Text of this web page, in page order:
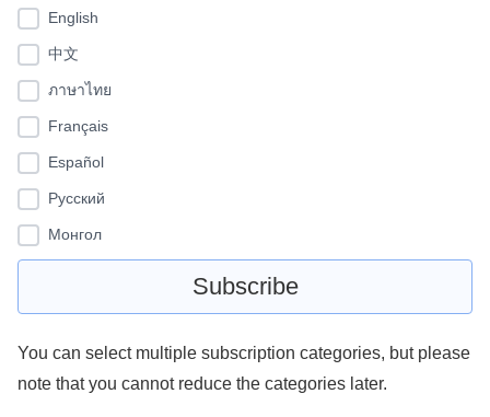
English
中文
ภาษาไทย
Français
Español
Pусский
Монгол
You can select multiple subscription categories, but please
note that you cannot reduce the categories later.